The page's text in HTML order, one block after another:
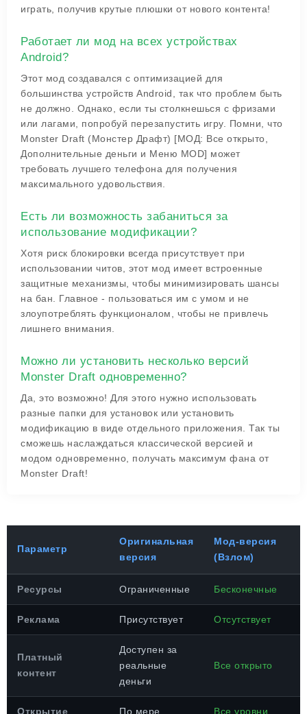
играть, получив крутые плюшки от нового контента!
Работает ли мод на всех устройствах
Android?
Этот мод создавался с оптимизацией для
большинства устройств Android, так что проблем быть
не должно. Однако, если ты столкнешься с фризами
или лагами, попробуй перезапустить игру. Помни, что
Monster Draft (Монстер Драфт) [МОД: Все открыто,
Дополнительные деньги и Меню MOD] может
требовать лучшего телефона для получения
максимального удовольствия.
Есть ли возможность забаниться за
использование модификации?
Хотя риск блокировки всегда присутствует при
использовании читов, этот мод имеет встроенные
защитные механизмы, чтобы минимизировать шансы
на бан. Главное - пользоваться им с умом и не
злоупотреблять функционалом, чтобы не привлечь
лишнего внимания.
Можно ли установить несколько версий
Monster Draft одновременно?
Да, это возможно! Для этого нужно использовать
разные папки для установок или установить
модификацию в виде отдельного приложения. Так ты
сможешь наслаждаться классической версией и
модом одновременно, получать максимум фана от
Monster Draft!
Параметр
Оригинальная
версия
Мод-версия
(Взлом)
Ресурсы Ограниченные Бесконечные
Реклама Присутствует Отсутствует
Платный
контент
Доступен за
реальные
деньги
Все открыто
Открытие По мере Все уровни